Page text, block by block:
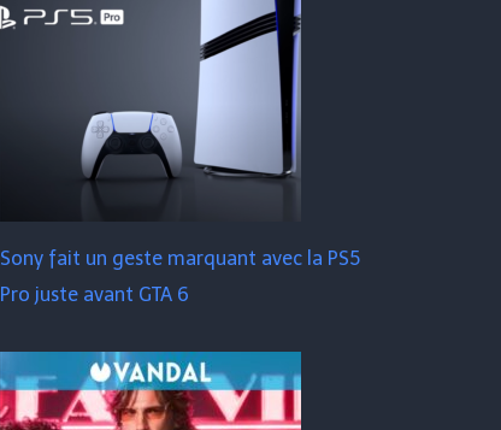
Sony fait un geste marquant avec la PS5
Pro juste avant GTA 6